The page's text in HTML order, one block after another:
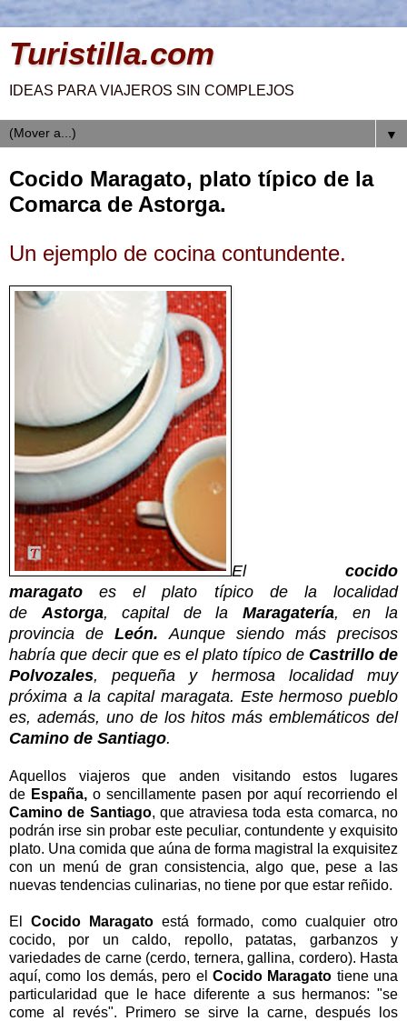
Turistilla.com
IDEAS PARA VIAJEROS SIN COMPLEJOS
▼
Cocido Maragato, plato típico de la
Comarca de Astorga.
Un ejemplo de cocina contundente.
El cocido
maragato es el plato típico de la localidad
de Astorga, capital de la Maragatería, en la
provincia de León. Aunque siendo más precisos
habría que decir que es el plato típico de Castrillo de
Polvozales, pequeña y hermosa localidad muy
próxima a la capital maragata. Este hermoso pueblo
es, además, uno de los hitos más emblemáticos del
Camino de Santiago.
Aquellos viajeros que anden visitando estos lugares
de España, o sencillamente pasen por aquí recorriendo el
Camino de Santiago, que atraviesa toda esta comarca, no
podrán irse sin probar este peculiar, contundente y exquisito
plato. Una comida que aúna de forma magistral la exquisitez
con un menú de gran consistencia, algo que, pese a las
nuevas tendencias culinarias, no tiene por que estar reñido.
El Cocido Maragato está formado, como cualquier otro
cocido, por un caldo, repollo, patatas, garbanzos y
variedades de carne (cerdo, ternera, gallina, cordero). Hasta
aquí, como los demás, pero el Cocido Maragato tiene una
particularidad que le hace diferente a sus hermanos: "se
come al revés". Primero se sirve la carne, después los